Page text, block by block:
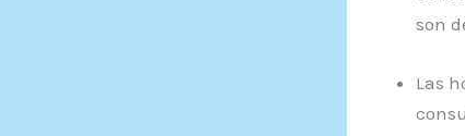
son
Las